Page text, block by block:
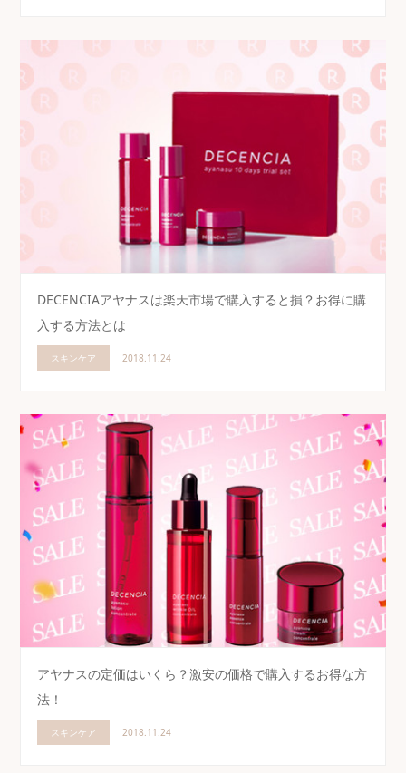
DECENCIAアヤナスは楽天市場で購入すると損？お得に購
入する方法とは
スキンケア 2018.11.24
アヤナスの定価はいくら？激安の価格で購入するお得な方
法！
スキンケア 2018.11.24